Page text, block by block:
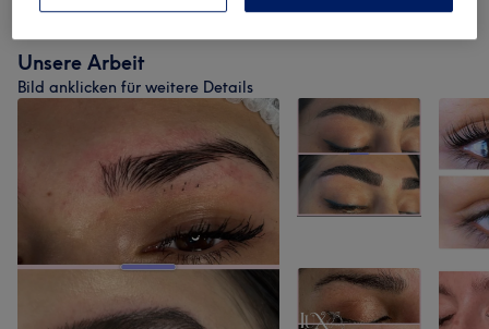
Unsere Arbeit
Bild anklicken für weitere Details